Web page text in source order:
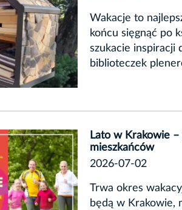
Wakacje to
końcu sięgnąć po
szukacie inspiracji
biblioteczek
Lato w Krakowie
mieszkańców
2026-07-02
Trwa okres
będą w Krakowie,